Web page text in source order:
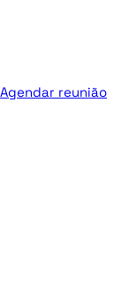
Agendar reunião